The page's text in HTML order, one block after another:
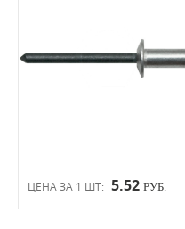
ЦЕНА ЗА 1 ШТ: 5.52 РУБ.